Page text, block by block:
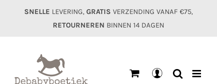
SNELLE LEVERING, GRATIS VERZENDING VANAF €75,
RETOURNEREN BINNEN 14 DAGEN